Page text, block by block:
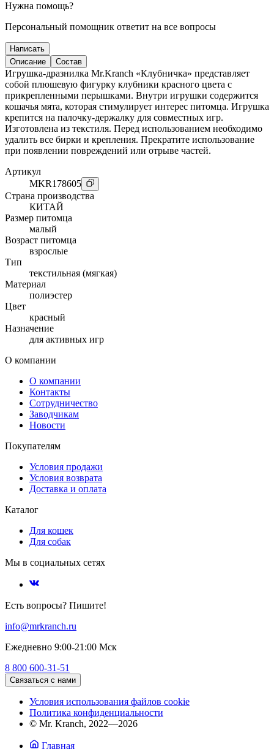
Нужна помощь?
Персональный помощник ответит на все вопросы
Написать
Описание
Состав
Игрушка-дразнилка Mr.Kranch «Клубничка» представляет
собой плюшевую фигурку клубники красного цвета с
прикрепленными перышками. Внутри игрушки содержится
кошачья мята, которая стимулирует интерес питомца. Игрушка
крепится на палочку-держалку для совместных игр.
Изготовлена из текстиля. Перед использованием необходимо
удалить все бирки и крепления. Прекратите использование
при появлении повреждений или отрыве частей.
Артикул
MKR178605
Страна производства
КИТАЙ
Размер питомца
малый
Возраст питомца
взрослые
Тип
текстильная (мягкая)
Материал
полиэстер
Цвет
красный
Назначение
для активных игр
О компании
О компании
Контакты
Сотрудничество
Заводчикам
Новости
Покупателям
Условия продажи
Условия возврата
Доставка и оплата
Каталог
Для кошек
Для собак
Мы в социальных сетях
Есть вопросы? Пишите!
info@mrkranch.ru
Ежедневно 9:00-21:00 Мск
8 800 600-31-51
Связаться с нами
Условия использования файлов cookie
Политика конфиденциальности
© Mr. Kranch, 2022—2026
Главная